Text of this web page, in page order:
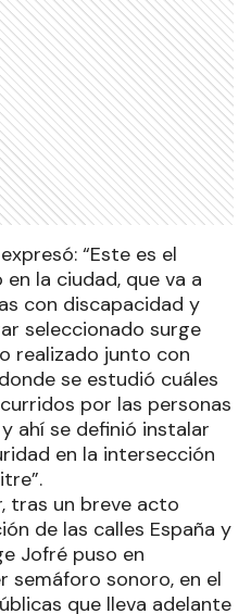
“Este es el
la ciudad, que va a
con discapacidad y
seleccionado surge
realizado junto con
se estudió cuáles
por las personas
ahí se definió instalar
en la intersección
tras un breve acto
de las calles España y
Jofré puso en
semáforo sonoro, en el
que lleva adelante